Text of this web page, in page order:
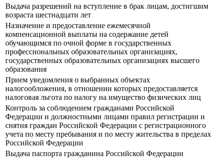
Выдача разрешений на вступление в брак лицам, достигшим
возраста шестнадцати лет
Назначение и предоставление ежемесячной
компенсационной выплаты на содержание детей
обучающимся по очной форме в государственных
профессиональных образовательных организациях,
государственных образовательных организациях высшего
образования
Прием уведомления о выбранных объектах
налогообложения, в отношении которых предоставляется
налоговая льгота по налогу на имущество физических лиц
Контроль за соблюдением гражданами Российской
Федерации и должностными лицами правил регистрации и
снятия граждан Российской Федерации с регистрационного
учета по месту пребывания и по месту жительства в пределах
Российской Федерации
Выдача паспорта гражданина Российской Федерации